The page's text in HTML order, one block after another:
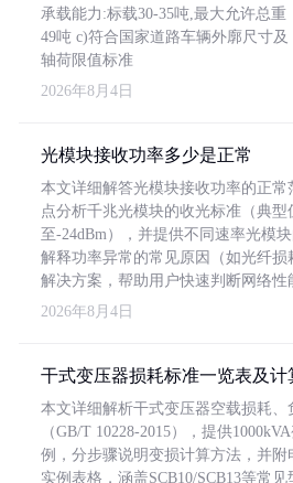
承载能力:标载30-35吨,最大允许总重
49吨 c)符合国家道路车辆外廓尺寸及
轴荷限值标准
2026年8月4日
光模块接收功率多少是正常
本文详细解答光模块接收功率的正
点分析千兆光模块的收光标准（典型
至-24dBm），并提供不同速率光模
解释功率异常的常见原因（如光纤损
解决方案，帮助用户快速判断网络性
2026年8月4日
干式变压器损耗标准一览表及计
本文详细解析干式变压器空载损耗
（GB/T 10228-2015），提供
例，分步骤说明变损计算方法，并
实例表格，涵盖SCB10/SCB13等常